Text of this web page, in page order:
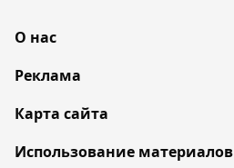
О нас
Реклама
Карта сайта
Использование материалов